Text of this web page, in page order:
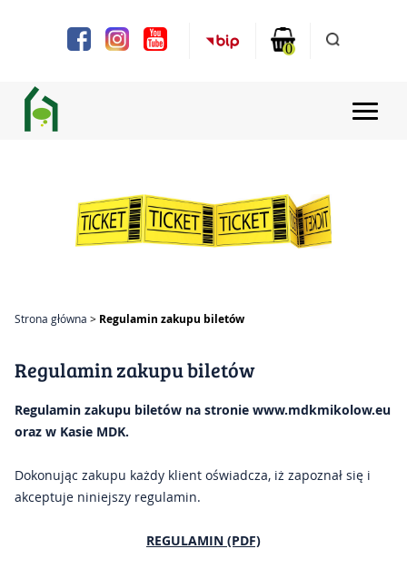
system
ułatwień
dostępu.
0
Strona główna
Aktualności
Chóry i zespoły
Zajęcia
Bilety
Impresje Mikołowskie
Strona główna Regulamin zakupu biletów
Regulamin zakupu biletów
Regulamin zakupu biletów na stronie www.mdkmikolow.eu
oraz w Kasie MDK.
Dokonując zakupu każdy klient oświadcza, iż zapoznał się i
akceptuje niniejszy regulamin.
REGULAMIN (PDF)